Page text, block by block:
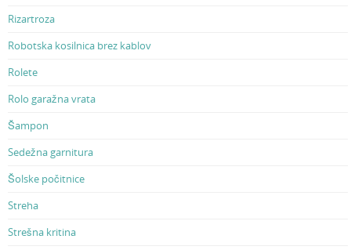
Rizartroza
Robotska kosilnica brez kablov
Rolete
Rolo garažna vrata
Šampon
Sedežna garnitura
Šolske počitnice
Streha
Strešna kritina